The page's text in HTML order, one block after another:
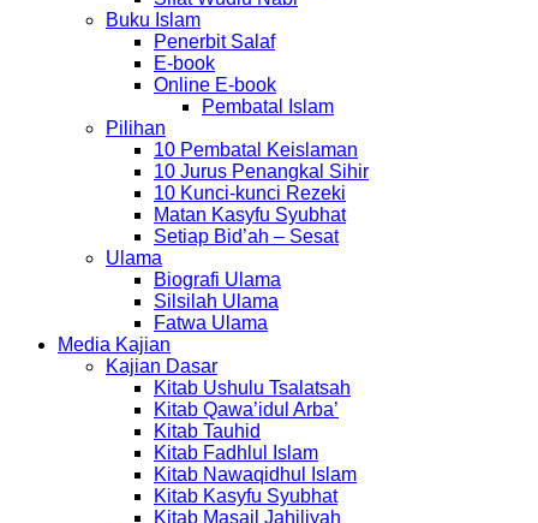
Buku Islam
Penerbit Salaf
E-book
Online E-book
Pembatal Islam
Pilihan
10 Pembatal Keislaman
10 Jurus Penangkal Sihir
10 Kunci-kunci Rezeki
Matan Kasyfu Syubhat
Setiap Bid’ah – Sesat
Ulama
Biografi Ulama
Silsilah Ulama
Fatwa Ulama
Media Kajian
Kajian Dasar
Kitab Ushulu Tsalatsah
Kitab Qawa’idul Arba’
Kitab Tauhid
Kitab Fadhlul Islam
Kitab Nawaqidhul Islam
Kitab Kasyfu Syubhat
Kitab Masail Jahiliyah